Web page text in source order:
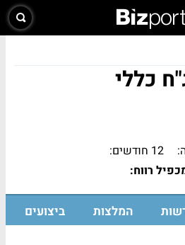
כללי
12 חודשים:
רווח:
המלצות ביצועים